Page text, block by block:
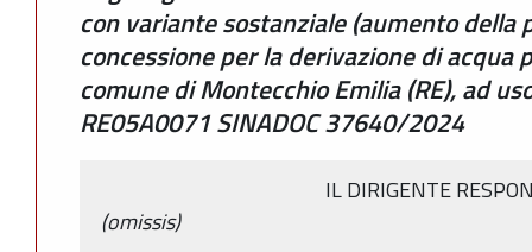
con variante sostanziale (aumento della
concessione per la derivazione di acqua
comune di Montecchio Emilia (RE), ad
RE05A0071 SINADOC 37640/2024
IL DIRIGENTE
(omissis)